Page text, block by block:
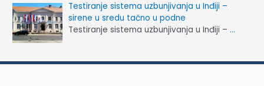
Testiranje sistema uzbunjivanja u Inđiji –
sirene u sredu tačno u podne
Testiranje sistema uzbunjivanja u Inđiji –…